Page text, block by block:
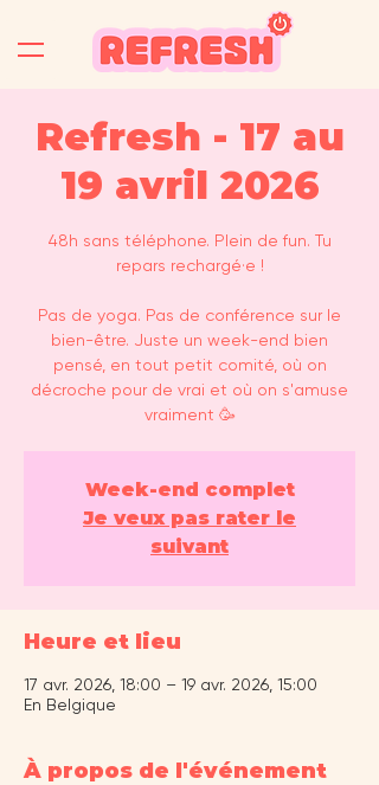
Refresh - 17 au
19 avril 2026
48h sans téléphone. Plein de fun. Tu
repars rechargé·e !
Pas de yoga. Pas de conférence sur le
bien-être. Juste un week-end bien
pensé, en tout petit comité, où on
décroche pour de vrai et où on s'amuse
vraiment 🥳
Week-end complet
Je veux pas rater le
suivant
Heure et lieu
17 avr. 2026, 18:00 – 19 avr. 2026, 15:00
En Belgique
À propos de l'événement